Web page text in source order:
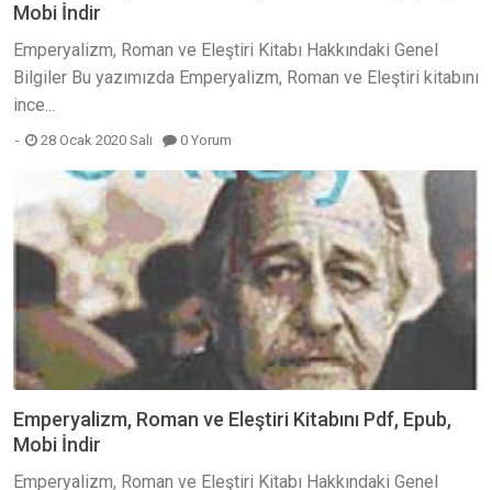
Mobi İndir
Emperyalizm, Roman ve Eleştiri Kitabı Hakkındaki Genel
Bilgiler Bu yazımızda Emperyalizm, Roman ve Eleştiri kitabını
ince...
28 Ocak 2020 Salı 0 Yorum
Emperyalizm, Roman ve Eleştiri Kitabını Pdf, Epub,
Mobi İndir
Emperyalizm, Roman ve Eleştiri Kitabı Hakkındaki Genel